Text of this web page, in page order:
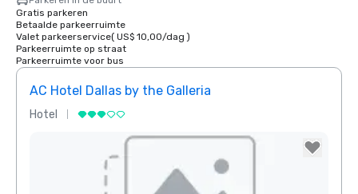
Gratis parkeren
Betaalde parkeerruimte
Valet parkeerservice( US$ 10,00/dag )
Parkeerruimte op straat
Parkeerruimte voor bus
AC Hotel Dallas by the Galleria
Hotel